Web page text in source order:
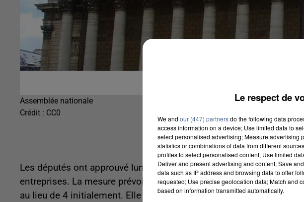
Assemblée nationale
Crédit : CC0
Les députés ont approuvé lundi soir un amendement limitant la
entreprises. La mesure prévoit que l'effort des grandes sociétés
au lieu de 4 initialement. Elle a été soutenue par la gauche, tandis
Le respect de
We and our (447) partnersdo the following data
access information on a device; Use limited data to
select personalised advertising; Measure advertising
statistics or combinations of data from different
profiles to select personalised content; Use limited
Deliver and present advertising and content; Save
data such as IP address and browsing data to offer
requested; Use precise geolocation data; Match and
based on information transmitted automatically.